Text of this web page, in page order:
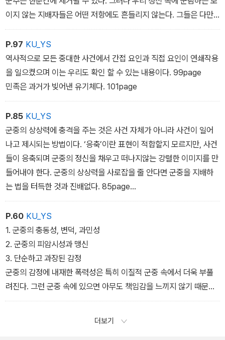
이지 않는 지배자들은 어떤 저항에도 흔들리지 않는다. 그들은 다만
오랜 시간이 흐르면서 서서히 쇠약해질뿐이다. 103page
군중의 마음에 환상을 심을 줄 아는 사람은 쉽게 그들의 지배자가 되
지만, 군중을 환상에서 깨어나게 하는 사람은 언제나 그들의 제물이
된다. 132page
P.97 KU_YS
역사적으로 모든 중대한 사건에서 간접 요인과 직접 요인이 연쇄작용
을 일으켰으며 이는 우리도 확인 할 수 있는 내용이다. 99page
민족은 과거가 빚어낸 유기체다. 101page
P.85 KU_YS
군중의 상상력에 충격을 주는 것은 사건 자체가 아니라 사건이 일어
나고 제시되는 방법이다. ‘응축’이란 표현이 적합할지 모르지만, 사건
들이 응축되며 군중의 정신을 채우고 떠나지않는 강렬한 이미지를 만
들어내야 한다. 군중의 상상력을 사로잡을 줄 안다면 군중을 지배하
는 법을 터득한 것과 진배없다. 85page
거듭 말하지만 군중의 확신이 결국 취하게 되는 종교적 형태를 파악
해야만 역사적으로 중요한 사건들을 제대로 이해할 수 있다. 91page
앞에서 언급한 사건들과 유사한 대격변은 군중의 영혼이 그것을 추동
하는 경우에만 가능하다. 92page
그런 사건들 뒤에는 항상 군중의 영혼이 있을 뿐 지배자의 권력은 존
재하지 않았다. 93page
P.60 KU_YS
1. 군중의 충동성, 변덕, 과민성
2. 군중의 피암시성과 맹신
3. 단순하고 과장된 감정
군중의 감정에 내재한 폭력성은 특히 이질적 군중 속에서 더욱 부풀
려진다. 그런 군중 속에 있으면 아무도 책임감을 느끼지 않기 때문이
다. 군중의 수가 많아질수록 자신들이 벌을 받지 않을 것이란 확신이
더보기